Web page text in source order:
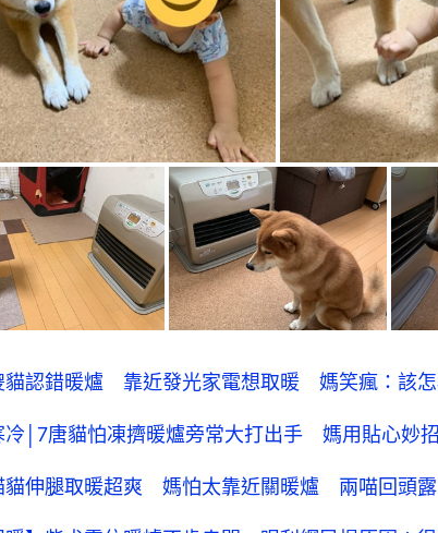
貓認錯暖爐 靠近發光家電想取暖 媽笑瘋：該
冷│7唐貓怕凍擠暖爐旁常大打出手 媽用貼心妙
貓伸腿取暖超爽 媽怕太靠近關暖爐 兩喵回頭露